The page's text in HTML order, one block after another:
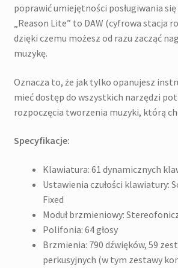
poprawić umiejętności posługiwania
„Reason Lite” to DAW (cyfrowa stacja
dzięki czemu możesz od razu zacząć
muzykę.
Oznacza to, że jak tylko opanujesz
mieć dostęp do wszystkich narzędzi
rozpoczęcia tworzenia muzyki, którą
Specyfikacje:
Klawiatura: 61 dynamicznych
Ustawienia czułości klawiatury:
Fixed
Moduł brzmieniowy:
Polifonia: 64 głosy
Brzmienia: 790 dźwięków, 59
perkusyjnych (w tym zestawy